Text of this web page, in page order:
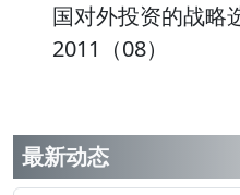
国对外投资的战略
2011（08）
最新动态